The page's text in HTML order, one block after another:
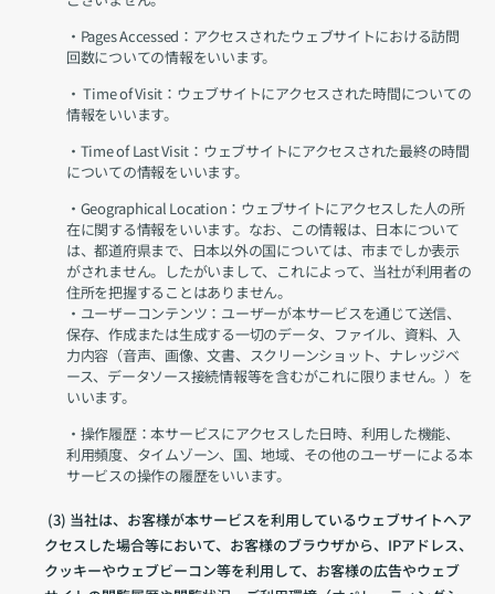
・Pages Accessed：アクセスされたウェブサイトにおける訪問
回数についての情報をいいます。
・ Time of Visit：ウェブサイトにアクセスされた時間についての
情報をいいます。
・Time of Last Visit：ウェブサイトにアクセスされた最終の時間
についての情報をいいます。
・Geographical Location：ウェブサイトにアクセスした人の所
在に関する情報をいいます。なお、この情報は、日本について
は、都道府県まで、日本以外の国については、市までしか表示
がされません。したがいまして、これによって、当社が利用者の
住所を把握することはありません。
・ユーザーコンテンツ：ユーザーが本サービスを通じて送信、
保存、作成または生成する一切のデータ、ファイル、資料、入
力内容（音声、画像、文書、スクリーンショット、ナレッジベ
ース、データソース接続情報等を含むがこれに限りません。）を
いいます。
・操作履歴：本サービスにアクセスした日時、利用した機能、
利用頻度、タイムゾーン、国、地域、その他のユーザーによる本
サービスの操作の履歴をいいます。
クセスした場合等において、お客様のブラウザから、IPアドレス、
クッキーやウェブビーコン等を利用して、お客様の広告やウェブ